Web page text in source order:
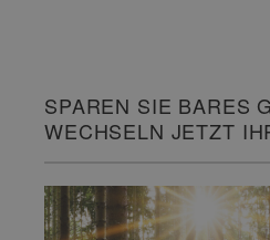
SPAREN SIE BARES
WECHSELN JETZT